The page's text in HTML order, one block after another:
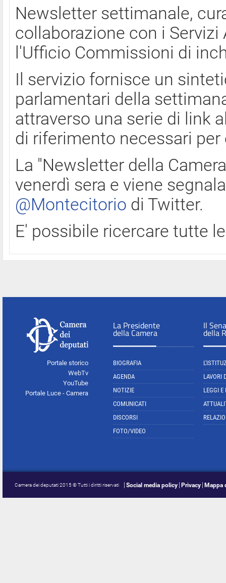
Newsletter settimanale,
collaborazione con i
l'Ufficio Commissioni di
Il servizio fornisce un
parlamentari della
attraverso una serie di link
di riferimento necessari
La "Newsletter della
venerdì sera e viene
@Montecitorio di Twitter.
E' possibile ricercare tutte
Portale storico
WebTv
YouTube
Portale Luce - Camera
La Presidente
della Camera
BIOGRAFIA
AGENDA
NOTIZIE
COMUNICATI
DISCORSI
FOTO/VIDEO
Il
della
LAVORI
LEGGI E
Camera dei deputati 2015 © Tutti i diritti riservati Social media policy Privacy Mappa